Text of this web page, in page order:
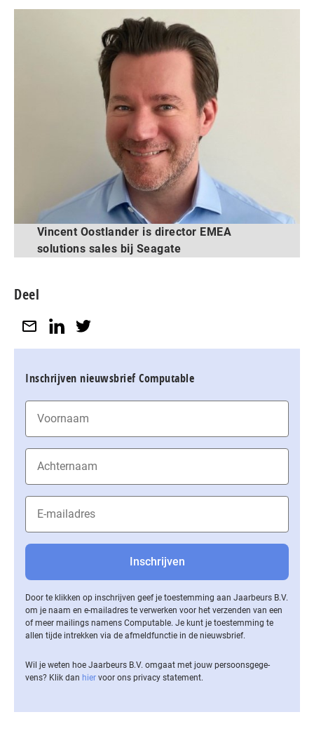
Vincent Oostlander is director EMEA
solutions sales bij Seagate
Deel
Inschrijven nieuwsbrief Computable
Door te klikken op inschrijven geef je toestemming aan Jaarbeurs B.V.
om je naam en e-mailadres te verwerken voor het verzenden van een
of meer mailings namens Computable. Je kunt je toestemming te
allen tijde intrekken via de af­meld­func­tie in de nieuwsbrief.
Wil je weten hoe Jaarbeurs B.V. omgaat met jouw per­soons­ge­ge­
vens? Klik dan hier voor ons privacy statement.